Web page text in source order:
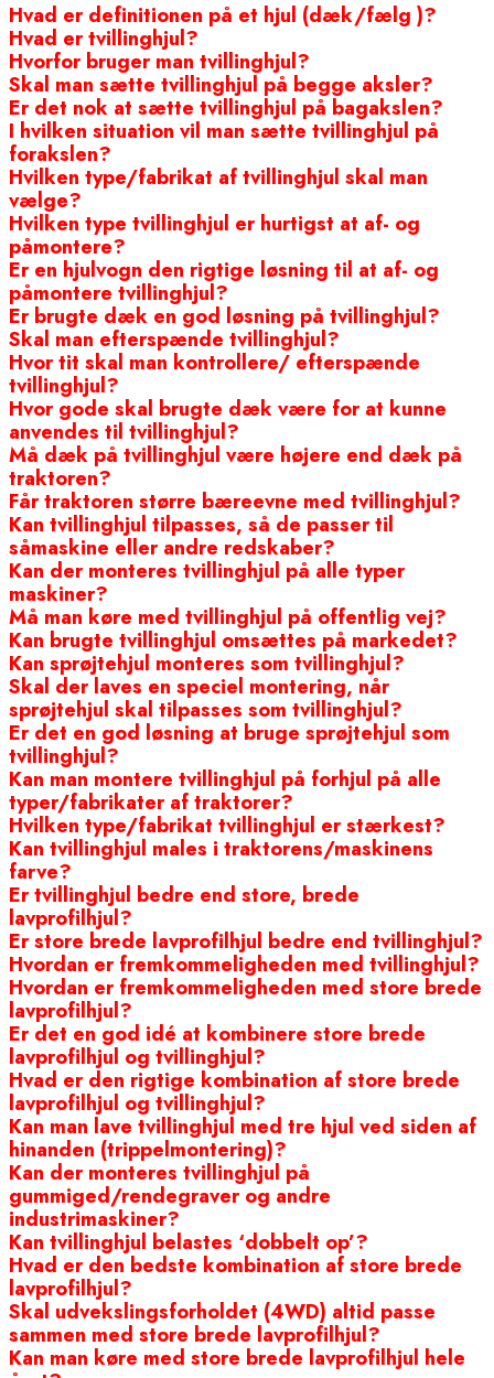
Hvad er definitionen på et hjul (dæk/fælg )?
Hvad er tvillinghjul?
Hvorfor bruger man tvillinghjul?
Skal man sætte tvillinghjul på begge aksler?
Er det nok at sætte tvillinghjul på bagakslen?
I hvilken situation vil man sætte tvillinghjul på
forakslen?
Hvilken type/fabrikat af tvillinghjul skal man
vælge?
Hvilken type tvillinghjul er hurtigst at af- og
påmontere?
Er en hjulvogn den rigtige løsning til at af- og
påmontere tvillinghjul?
Er brugte dæk en god løsning på tvillinghjul?
Skal man efterspænde tvillinghjul?
Hvor tit skal man kontrollere/ efterspænde
tvillinghjul?
Hvor gode skal brugte dæk være for at kunne
anvendes til tvillinghjul?
Må dæk på tvillinghjul være højere end dæk på
traktoren?
Får traktoren større bæreevne med tvillinghjul?
Kan tvillinghjul tilpasses, så de passer til
såmaskine eller andre redskaber?
Kan der monteres tvillinghjul på alle typer
maskiner?
Må man køre med tvillinghjul på offentlig vej?
Kan brugte tvillinghjul omsættes på markedet?
Kan sprøjtehjul monteres som tvillinghjul?
Skal der laves en speciel montering, når
sprøjtehjul skal tilpasses som tvillinghjul?
Er det en god løsning at bruge sprøjtehjul som
tvillinghjul?
Kan man montere tvillinghjul på forhjul på alle
typer/fabrikater af traktorer?
Hvilken type/fabrikat tvillinghjul er stærkest?
Kan tvillinghjul males i traktorens/maskinens
farve?
Er tvillinghjul bedre end store, brede
lavprofilhjul?
Er store brede lavprofilhjul bedre end tvillinghjul?
Hvordan er fremkommeligheden med tvillinghjul?
Hvordan er fremkommeligheden med store brede
lavprofilhjul?
Er det en god idé at kombinere store brede
lavprofilhjul og tvillinghjul?
Hvad er den rigtige kombination af store brede
lavprofilhjul og tvillinghjul?
Kan man lave tvillinghjul med tre hjul ved siden af
hinanden (trippelmontering)?
Kan der monteres tvillinghjul på
gummiged/rendegraver og andre
industrimaskiner?
Kan tvillinghjul belastes ‘dobbelt op’?
Hvad er den bedste kombination af store brede
lavprofilhjul?
Skal udvekslingsforholdet (4WD) altid passe
sammen med store brede lavprofilhjul?
Kan man køre med store brede lavprofilhjul hele